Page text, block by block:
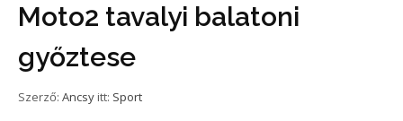
Moto2 tavalyi balatoni
győztese
Szerző: Ancsy itt: Sport